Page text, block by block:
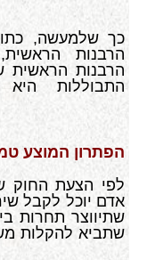
כך שלמעשה,
הרבנות
הרבנות הראשית
התבוללות
הפתרון המוצע
לפי הצעת החוק
אדם יוכל לקבל
שתיווצר תחרות
שתביא להקלות